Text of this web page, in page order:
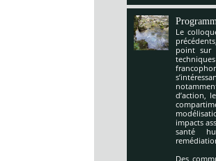
Le
point sur
d’action,
impacts
santé
Des